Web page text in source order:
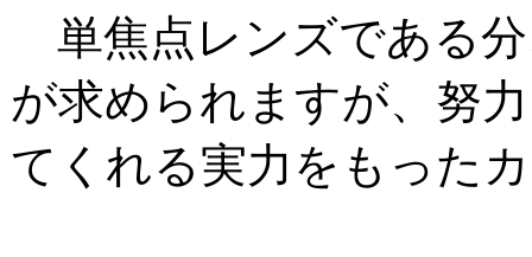
単焦点レンズである
が求められますが、努
てくれる実力をもった